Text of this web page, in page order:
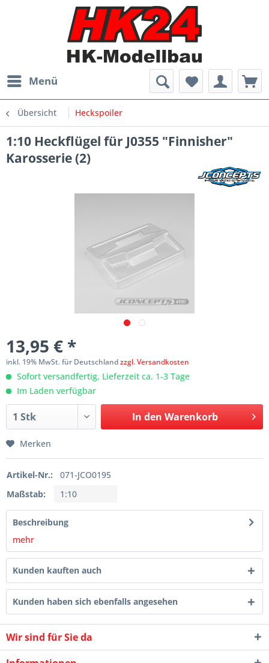
Menü
Übersicht Heckspoiler
1:10 Heckflügel für J0355 "Finnisher"
Karosserie (2)
13,95 € *
inkl. 19% MwSt. für Deutschlandzzgl. Versandkosten
Sofort versandfertig, Lieferzeit ca. 1-3 Tage
Im Laden verfügbar
In den Warenkorb
Merken
Artikel-Nr.:
071-JCO0195
Maßstab:
1:10
Beschreibung
mehr
Kunden kauften auch
Kunden haben sich ebenfalls angesehen
Wir sind für Sie da